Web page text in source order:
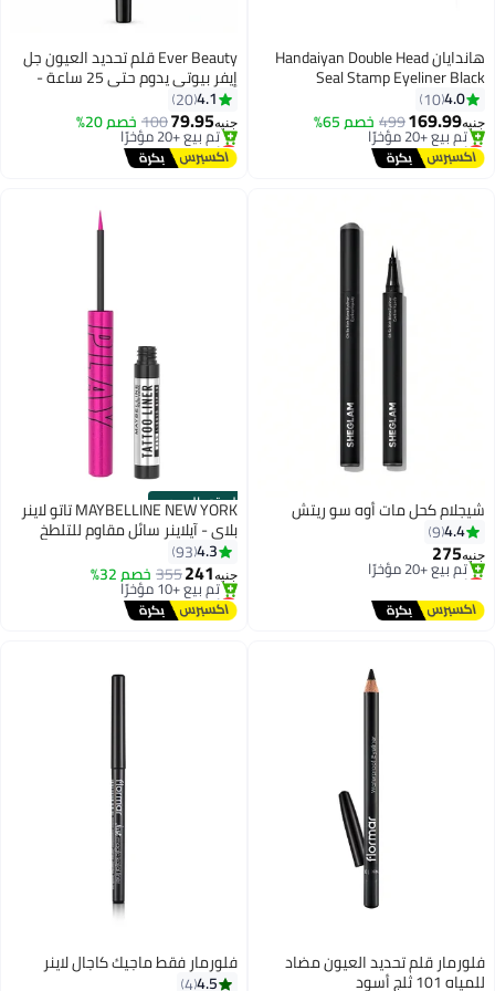
هاندايان Handaiyan Double Head
Seal Stamp Eyeliner Black
4.0
10
جنيه169.99
499 خصم 65%
أقل سعر في السنة
توصيل مجاني
تم بيع +20 مؤخرًا
6
Ever Beauty قلم تحديد العيون جل
إيفر بيوتي يدوم حتى 25 ساعة -
103 بيج فاتح4.1
20
جنيه79.95
100 خصم 20%
أقل سعر في السنة
توصيل مجاني
تم بيع +20 مؤخرًا
شيجلام كحل مات أوه سو ريتش
4.4
9
جنيه275
أقل سعر في السنة
توصيل مجاني
تم بيع +20 مؤخرًا
أقل سعر في السنة
الستور الرسمي
6
MAYBELLINE NEW YORK تاتو لاينر
بلاي - آيلاينر سائل مقاوم للتلطخ
ويدوم طويلاً ومقاوم للماء
4.3
93
جنيه241
355 خصم 32%
أقل سعر في السنة
توصيل مجاني
تم بيع +10 مؤخرًا
فلورمار قلم تحديد العيون مضاد
للمياه 101 ثلج أسود
فلورمار فقط ماجيك كاجال لاينر
4.5
4